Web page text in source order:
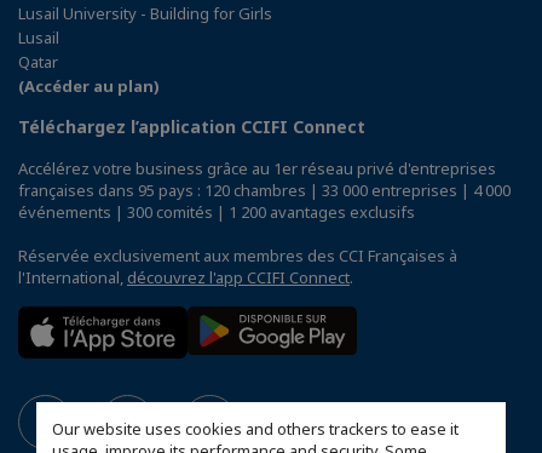
Our website uses cookies and others trackers to ease it
Lusail University - Building for Girls
Lusail
Qatar
(Accéder au plan)
Téléchargez l’application CCIFI Connect
Accélérez votre business grâce au 1er réseau privé d'entreprises
françaises dans 95 pays : 120 chambres | 33 000 entreprises | 4 000
événements | 300 comités | 1 200 avantages exclusifs
Réservée exclusivement aux membres des CCI Françaises à
l'International, découvrez l'app CCIFI Connect.